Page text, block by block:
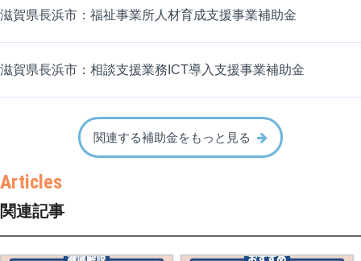
滋賀県長浜市：福祉事業所人材育成支援事業補助金
滋賀県長浜市：相談支援業務ICT導入支援事業補助金
関連する補助金をもっと見る
関連記事